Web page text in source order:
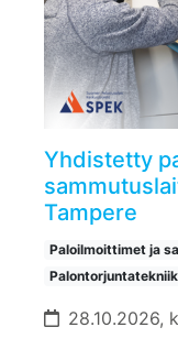
Yhdistetty
Tampere
Paloilmoittimet ja
28.10.2026,